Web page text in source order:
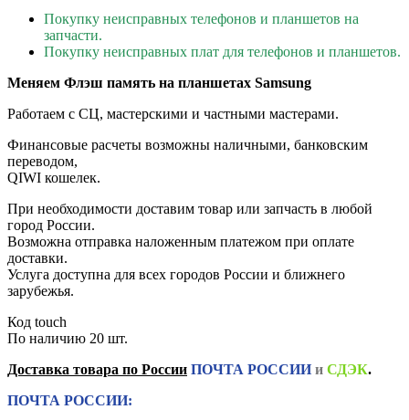
Покупку неисправных телефонов и планшетов на
запчасти.
Покупку неисправных плат для телефонов и планшетов.
Меняем Флэш память на планшетах Samsung
Работаем с СЦ, мастерскими и частными мастерами.
Финансовые расчеты возможны наличными, банковским
переводом,
QIWI кошелек.
При необходимости доставим товар или запчасть в любой
город России.
Возможна отправка наложенным платежом при оплате
доставки.
Услуга доступна для всех городов России и ближнего
зарубежья.
Код touch
По наличию 20 шт.
Доставка товара по России ПОЧТА РОССИИи СДЭК.
ПОЧТА РОССИИ: